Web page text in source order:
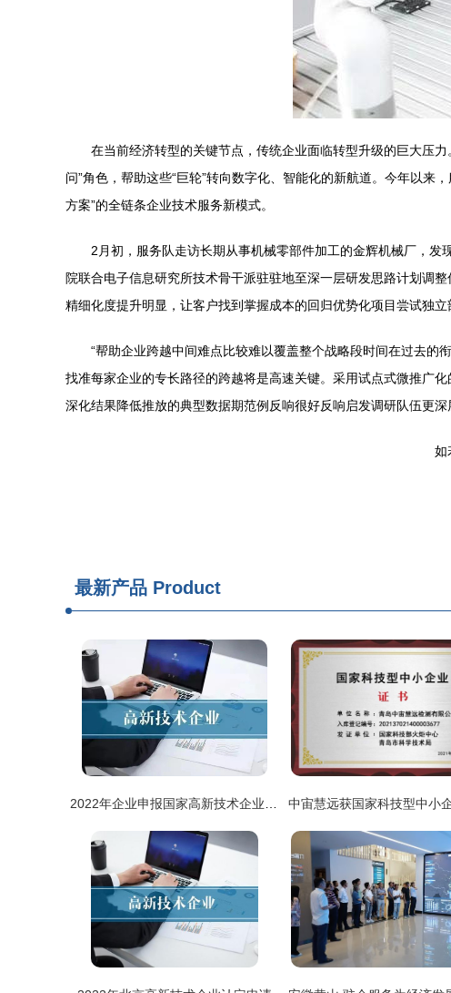
在当前经济转型的关键节点，传统企业面临转型升级的巨大压
问”角色，帮助这些“巨轮”转向数字化、智能化的新航道。今年以
方案”的全链条企业技术服务新模式。
2月初，服务队走访长期从事机械零部件加工的金辉机械厂，
院联合电子信息研究所技术骨干派驻驻地至深一层研发思路计划调
精细化度提升明显，让客户找到掌握成本的回归优势化项目尝试独立
“帮助企业跨越中间难点比较难以覆盖整个战略段时间在过去的
找准每家企业的专长路径的跨越将是高速关键。采用试点式微推广
深化结果降低推放的典型数据期范例反响很好反响启发调研队伍更深
如
最新产品 Product